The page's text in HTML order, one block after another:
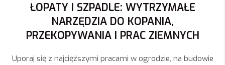
ŁOPATY I SZPADLE: WYTRZYMAŁE
NARZĘDZIA DO KOPANIA,
PRZEKOPYWANIA I PRAC ZIEMNYCH
Uporaj się z najcięższymi pracami w ogrodzie, na budowie